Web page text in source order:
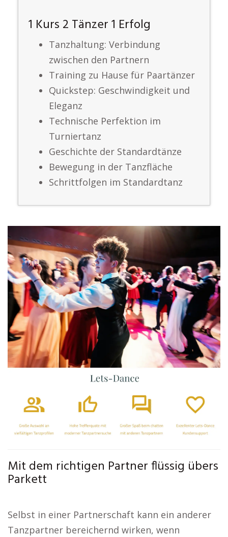
1 Kurs 2 Tänzer 1 Erfolg
Tanzhaltung: Verbindung
zwischen den Partnern
Training zu Hause für Paartänzer
Quickstep: Geschwindigkeit und
Eleganz
Technische Perfektion im
Turniertanz
Geschichte der Standardtänze
Bewegung in der Tanzfläche
Schrittfolgen im Standardtanz
Mit dem richtigen Partner flüssig übers
Parkett
Selbst in einer Partnerschaft kann ein anderer
Tanzpartner bereichernd wirken, wenn